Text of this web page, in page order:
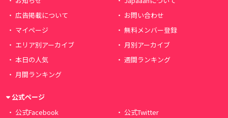
広告掲載について
お問い合わせ
マイページ
無料メンバー登録
エリア別アーカイブ
月別アーカイブ
本日の人気
週間ランキング
月間ランキング
公式ページ
公式Facebook
公式Twitter